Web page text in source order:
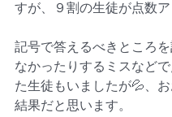
すが、９割の生徒が点数
記号で答えるべきところを
なかったりするミスなど
た生徒もいましたが💦、
結果だと思います。